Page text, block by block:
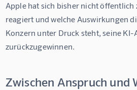
Apple hat sich bisher nicht
reagiert und welche Auswirkungen
Konzern unter Druck steht, seine
zurückzugewinnen.
Zwischen Anspruch